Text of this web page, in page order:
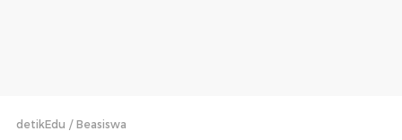
detikEdu Beasiswa